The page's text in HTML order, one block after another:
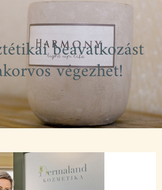
beavatkozást
végezhet!